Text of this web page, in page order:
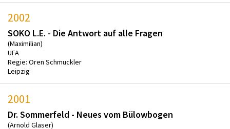
2002
SOKO L.E. - Die Antwort auf alle Fragen
(Maximilian)
UFA
Regie: Oren Schmuckler
Leipzig
2001
Dr. Sommerfeld - Neues vom Bülowbogen
(Arnold Glaser)